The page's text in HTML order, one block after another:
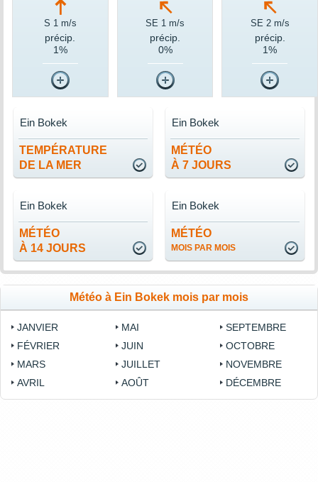
S 1 m/s
précip.
1%
SE 1 m/s
précip.
0%
SE 2 m/s
précip.
1%
TEMPÉRATURE
DE LA MER
Ein Bokek
MÉTÉO
À 7 JOURS
Ein Bokek
MÉTÉO
À 14 JOURS
Ein Bokek
MÉTÉO
MOIS PAR MOIS
Ein Bokek
Météo à Ein Bokek mois par mois
JANVIER
FÉVRIER
MARS
AVRIL
MAI
JUIN
JUILLET
AOÛT
SEPTEMBRE
OCTOBRE
NOVEMBRE
DÉCEMBRE